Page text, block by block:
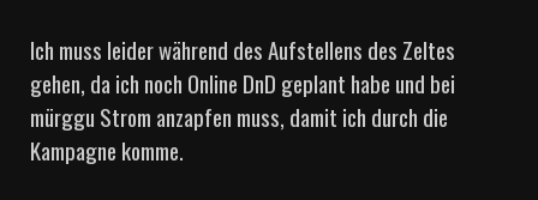
Ich muss leider während des Aufstellens des Zeltes
gehen, da ich noch Online DnD geplant habe und bei
mürggu Strom anzapfen muss, damit ich durch die
Kampagne komme.